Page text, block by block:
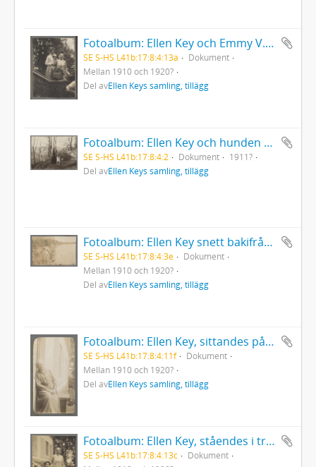
Fotoalbum: Ellen Key och Emmy V. Sanders, ståendes i trappan till Strand
SE S-HS L41b:17:8:4:13a
Dokument
Mellan 1910 och 1920?
Del avEllen Keys samling, tillägg
Fotoalbum: Ellen Key och hunden Vild intill trappan till Strand, med Vättern i fonden
SE S-HS L41b:17:8:4:2 Dokument
1911?
Del avEllen Keys samling, tillägg
Fotoalbum: Ellen Key snett bakifrån, sittandes naken på sten vid Vätterns strand
SE S-HS L41b:17:8:4:3e
Dokument
Mellan 1910 och 1920?
Del avEllen Keys samling, tillägg
Fotoalbum: Ellen Key, sittandes på entrétrappan till Strand
SE S-HS L41b:17:8:4:11f
Dokument
Mellan 1910 och 1920?
Del avEllen Keys samling, tillägg
Fotoalbum: Ellen Key, ståendes i trappan till Strand tillsammans med Emmy V. Sanders, som sitter på ett trappsteg
SE S-HS L41b:17:8:4:13c
Dokument